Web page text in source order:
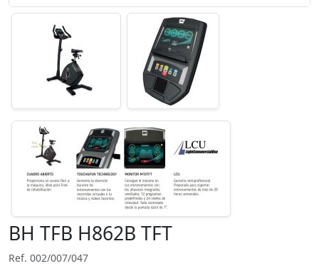
BH TFB H862B TFT
Ref. 002/007/047